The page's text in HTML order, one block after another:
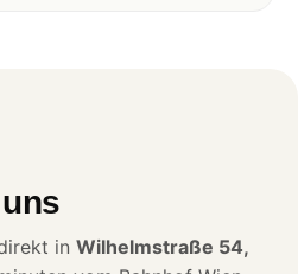
in Wilhelmstraße 54,